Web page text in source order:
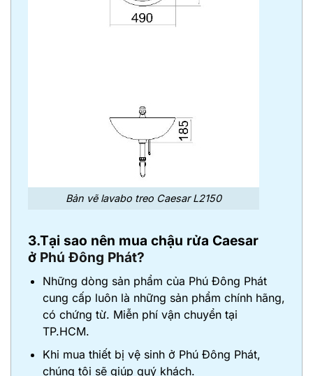
Bản vẽ lavabo treo Caesar L2150
3.Tại sao nên mua chậu rửa Caesar
ở Phú Đông Phát?
Những dòng sản phẩm của Phú Đông Phát
cung cấp luôn là những sản phẩm chính hãng,
có chứng từ. Miễn phí vận chuyển tại
TP.HCM.
Khi mua thiết bị vệ sinh ở Phú Đông Phát,
chúng tôi sẽ giúp quý khách.